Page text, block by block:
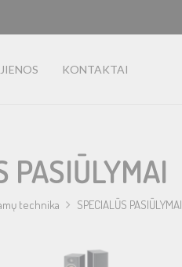
KONTAKTAI
PASIŪLYMAI
technika SPECIALŪS PASIŪLYMAI